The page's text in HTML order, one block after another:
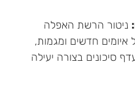
ניטור הרשת האפלה
חדשים ומגמות,
סיכונים בצורה יעילה